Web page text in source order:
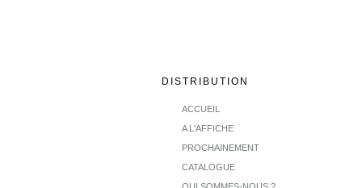
DISTRIBUTION
ACCUEIL
A L'AFFICHE
PROCHAINEMENT
CATALOGUE